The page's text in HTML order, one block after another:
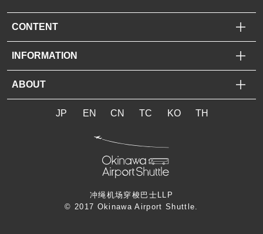
CONTENT
INFORMATION
ABOUT
JP EN CN TC KO TH
冲绳机场穿梭巴士LLP
© 2017 Okinawa Airport Shuttle.